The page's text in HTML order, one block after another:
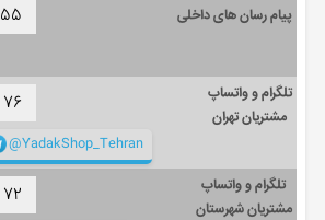
پیام رسان های داخلی ۵۵
تلگرام و واتساپ
مشتریان تهران
۷۶
@YadakShop_Tehran
تلگرام و واتساپ
مشتریان شهرستان
۷۲